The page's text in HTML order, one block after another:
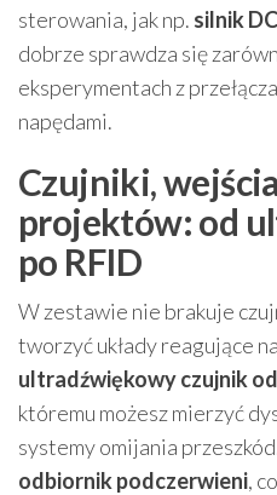
sterowania, jak np. silnik
dobrze sprawdza się
eksperymentach z
napędami.
Czujniki,
projektów: od
po RFID
W zestawie nie brakuje
tworzyć układy reagujące
ultradźwiękowy czujnik
któremu możesz mierzyć
systemy omijania
odbiornik podczerwieni,